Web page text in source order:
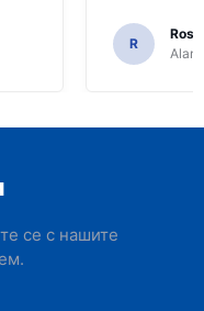
R
се с нашите